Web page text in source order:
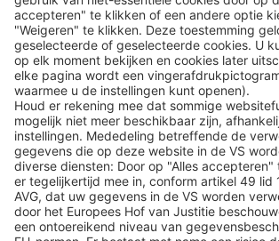
Contact
Follow us
© 2026 BEKO TECHNOLOGIES